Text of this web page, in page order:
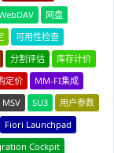
网盘
可用性检查
分割评估
库存计价
定价
MM-FI集成
MSV SU3
用户参数
Fiori Launchpad
Cockpit